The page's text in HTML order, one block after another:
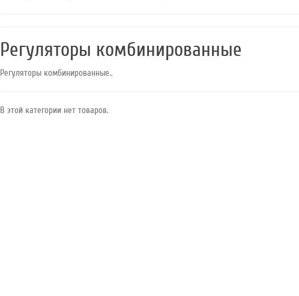
Регуляторы комбинированные
Регуляторы комбинированные..
В этой категории нет товаров.